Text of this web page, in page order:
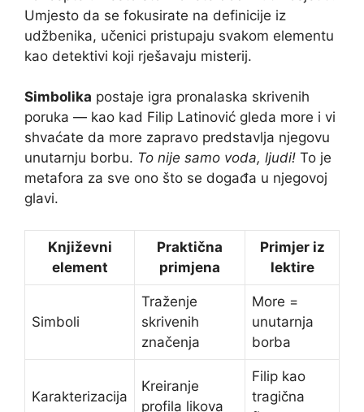
Umjesto da se fokusirate na definicije iz
udžbenika, učenici pristupaju svakom elementu
kao detektivi koji rješavaju misterij.
Simbolika postaje igra pronalaska skrivenih
poruka — kao kad Filip Latinović gleda more i vi
shvaćate da more zapravo predstavlja njegovu
unutarnju borbu. To nije samo voda, ljudi! To je
metafora za sve ono što se događa u njegovoj
glavi.
Književni
element
Praktična
primjena
Primjer iz
lektire
Simboli
Traženje
skrivenih
značenja
More =
unutarnja
borba
Karakterizacija
Kreiranje
profila likova
Filip kao
tragična